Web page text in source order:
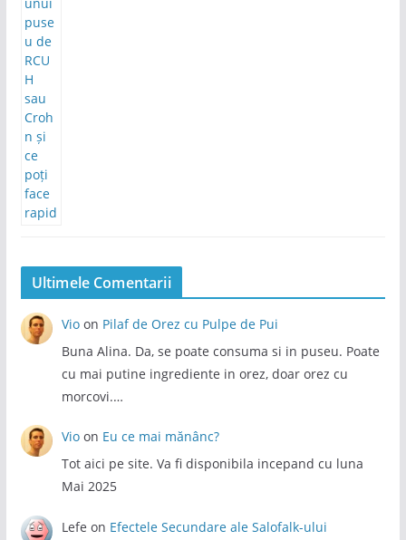
Ultimele Comentarii
Vio on Pilaf de Orez cu Pulpe de Pui
Buna Alina. Da, se poate consuma si in puseu. Poate
cu mai putine ingrediente in orez, doar orez cu
morcovi.…
Vio on Eu ce mai mănânc?
Tot aici pe site. Va fi disponibila incepand cu luna
Mai 2025
Lefe on Efectele Secundare ale Salofalk-ului